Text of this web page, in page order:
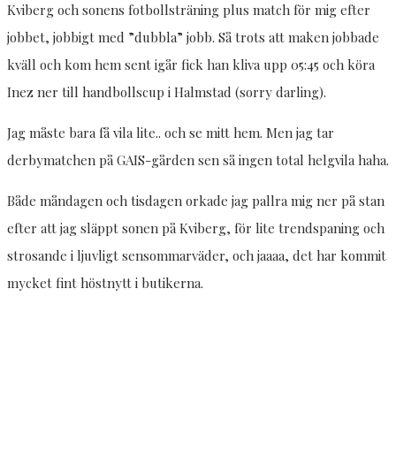
Kviberg och sonens fotbollsträning plus match för mig efter
jobbet, jobbigt med ”dubbla” jobb. Så trots att maken jobbade
kväll och kom hem sent igår fick han kliva upp 05:45 och köra
Inez ner till handbollscup i Halmstad (sorry darling).
Jag måste bara få vila lite.. och se mitt hem. Men jag tar
derbymatchen på GAIS-gården sen så ingen total helgvila haha.
Både måndagen och tisdagen orkade jag pallra mig ner på stan
efter att jag släppt sonen på Kviberg, för lite trendspaning och
strosande i ljuvligt sensommarväder, och jaaaa, det har kommit
mycket fint höstnytt i butikerna.